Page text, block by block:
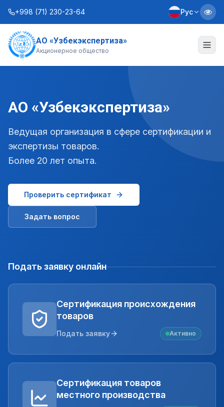
+998 (71) 230-23-64 Рус
АО «Узбекэкспертиза»
Акционерное общество
О нас
+998 (90) 712-12-36
АО «Узбекэкспертиза»
Ведущая организация в сфере сертификации и
экспертизы товаров.
Более 20 лет опыта.
Проверить сертификат
Задать вопрос
Подать заявку онлайн
Сертификация происхождения
товаров
Подать заявку Активно
Сертификация товаров
местного производства